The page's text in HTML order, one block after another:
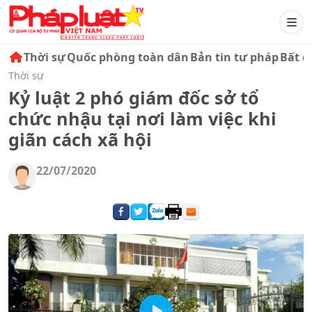
Thời sựQuốc phòng toàn dânBản tin tư phápBất
Thời sự
Kỷ luật 2 phó giám đốc sở tổ
chức nhậu tại nơi làm việc khi
giãn cách xã hội
22/07/2020